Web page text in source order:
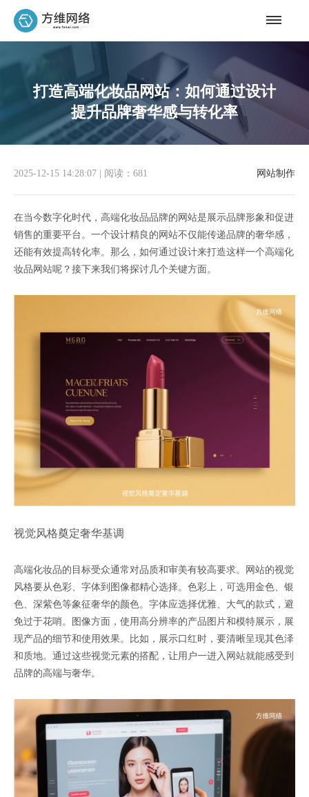
打造高端化妆品网站：如何通过设计
提升品牌奢华感与转化率
网站制作
2025-12-15 14:28:07 阅读：681
在当今数字化时代，高端化妆品品牌的网站是展示品牌形象和促进
销售的重要平台。一个设计精良的网站不仅能传递品牌的奢华感，
还能有效提高转化率。那么，如何通过设计来打造这样一个高端化
妆品网站呢？接下来我们将探讨几个关键方面。
视觉风格奠定奢华基调
高端化妆品的目标受众通常对品质和审美有较高要求。网站的视觉
风格要从色彩、字体到图像都精心选择。色彩上，可选用金色、银
色、深紫色等象征奢华的颜色。字体应选择优雅、大气的款式，避
免过于花哨。图像方面，使用高分辨率的产品图片和模特展示，展
现产品的细节和使用效果。比如，展示口红时，要清晰呈现其色泽
和质地。通过这些视觉元素的搭配，让用户一进入网站就能感受到
品牌的高端与奢华。